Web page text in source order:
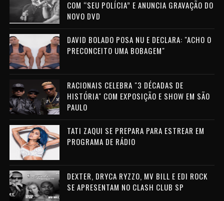
COM “SEU POLÍCIA” E ANUNCIA GRAVAÇÃO DO
NOVO DVD
DAVID BOLADO POSA NU E DECLARA: "ACHO O
PRECONCEITO UMA BOBAGEM"
RACIONAIS CELEBRA "3 DÉCADAS DE
HISTÓRIA" COM EXPOSIÇÃO E SHOW EM SÃO
PAULO
TATI ZAQUI SE PREPARA PARA ESTREAR EM
PROGRAMA DE RÁDIO
DEXTER, DRYCA RYZZO, MV BILL E EDI ROCK
SE APRESENTAM NO CLASH CLUB SP